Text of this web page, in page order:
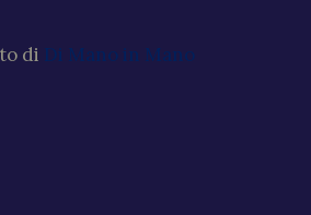
di Di Mano in Mano